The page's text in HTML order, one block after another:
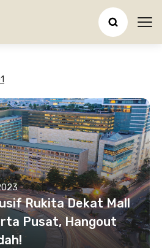
Rukita Dekat Mall
Pusat, Hangout